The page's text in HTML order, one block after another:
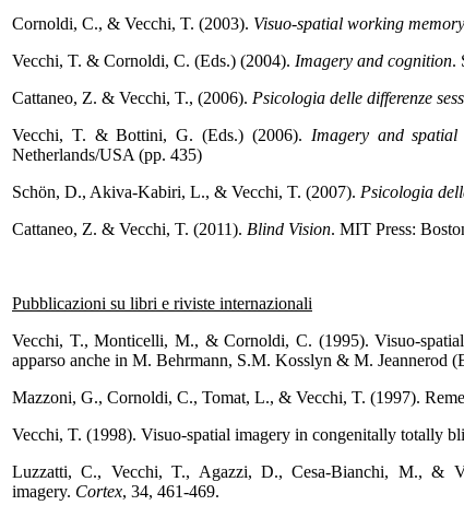
Cornoldi, C., & Vecchi, T. (2003). Visuo-spatial working
Vecchi, T. & Cornoldi, C. (Eds.) (2004). Imagery and cognition.
Cattaneo, Z. & Vecchi, T., (2006). Psicologia delle differenze
Vecchi, T. & Bottini, G. (Eds.) (2006). Imagery and spatial
Netherlands/USA (pp. 435)
Schön, D., Akiva-Kabiri, L., & Vecchi, T. (2007). Psicologia
Cattaneo, Z. & Vecchi, T. (2011). Blind Vision. MIT Press:
Pubblicazioni su libri e riviste internazionali
Vecchi, T., Monticelli, M., & Cornoldi, C. (1995). Visuo-
apparso anche in M. Behrmann, S.M. Kosslyn & M. Jeannerod
Mazzoni, G., Cornoldi, C., Tomat, L., & Vecchi, T. (1997).
Vecchi, T. (1998). Visuo-spatial imagery in congenitally totally
Luzzatti, C., Vecchi, T., Agazzi, D., Cesa-Bianchi, M., &
imagery. Cortex, 34, 461-469.